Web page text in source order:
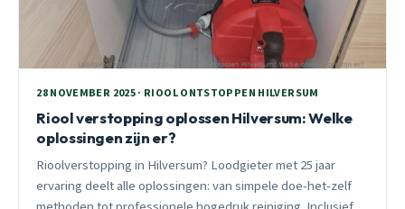
28 NOVEMBER 2025 · RIOOL ONTSTOPPEN HILVERSUM
Riool verstopping oplossen Hilversum: Welke
oplossingen zijn er?
Rioolverstopping in Hilversum? Loodgieter met 25 jaar
ervaring deelt alle oplossingen: van simpele doe-het-zelf